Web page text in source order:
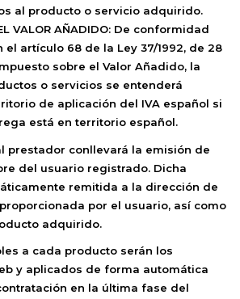
al producto o servicio adquirido.
VALOR AÑADIDO: De conformidad
el artículo 68 de la Ley 37/1992, de 28
sobre el Valor Añadido, la
o servicios se entenderá
de aplicación del IVA español si
está en territorio español.
prestador conllevará la emisión de
del usuario registrado. Dicha
remitida a la dirección de
por el usuario, así como
adquirido.
a cada producto serán los
y aplicados de forma automática
en la última fase del